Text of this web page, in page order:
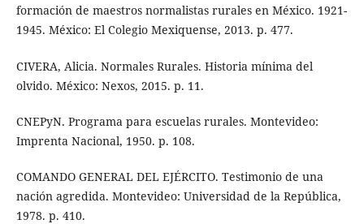
formación de maestros normalistas rurales en México. 1921-
1945. México: El Colegio Mexiquense, 2013. p. 477.
CIVERA, Alicia. Normales Rurales. Historia mínima del
olvido. México: Nexos, 2015. p. 11.
CNEPyN. Programa para escuelas rurales. Montevideo:
Imprenta Nacional, 1950. p. 108.
COMANDO GENERAL DEL EJÉRCITO. Testimonio de una
nación agredida. Montevideo: Universidad de la República,
1978. p. 410.